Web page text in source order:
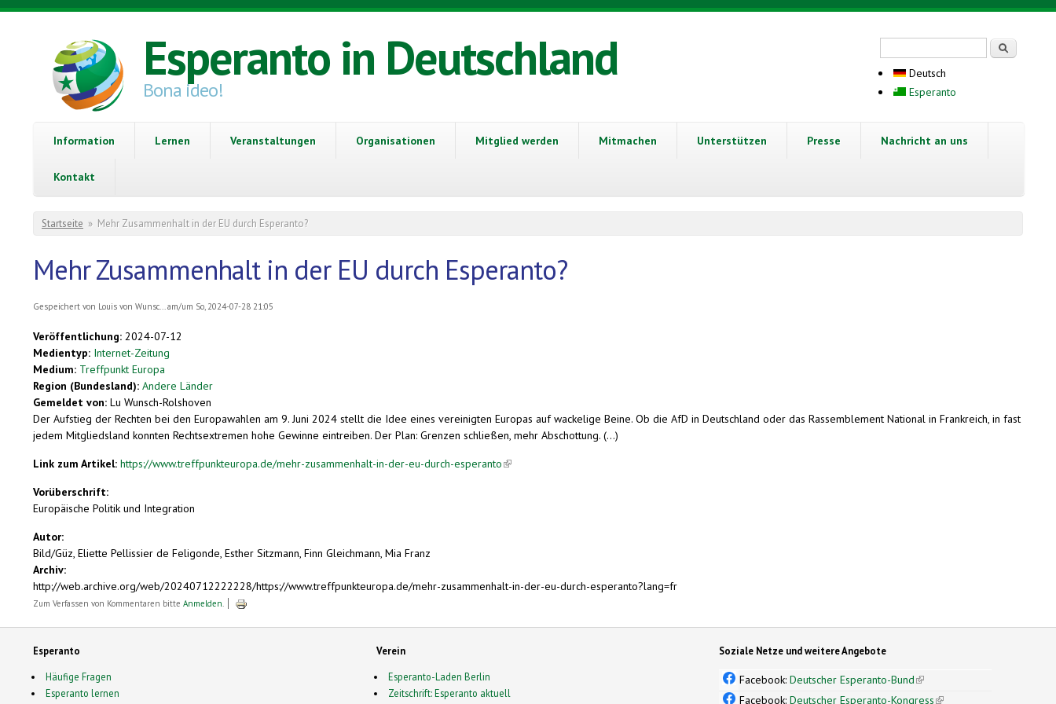
Direkt zum Inhalt
Esperanto in Deutschland
Bona ideo!
Deutsch
Esperanto
Information Lernen Veranstaltungen Organisationen Mitglied werden Mitmachen Unterstützen Presse Nachricht an uns
Kontakt
Sie sind hier
Startseite » Mehr Zusammenhalt in der EU durch Esperanto?
Mehr Zusammenhalt in der EU durch Esperanto?
Gespeichert von Louis von Wunsc...am/um So, 2024-07-28 21:05
Veröffentlichung: 2024-07-12
Medientyp: Internet-Zeitung
Medium: Treffpunkt Europa
Region (Bundesland): Andere Länder
Gemeldet von: Lu Wunsch-Rolshoven
Der Aufstieg der Rechten bei den Europawahlen am 9. Juni 2024 stellt die Idee eines vereinigten Europas auf wackelige Beine. Ob die AfD in Deutschland oder das Rassemblement National in Frankreich, in fast
jedem Mitgliedsland konnten Rechtsextremen hohe Gewinne eintreiben. Der Plan: Grenzen schließen, mehr Abschottung. (...)
Link zum Artikel: https://www.treffpunkteuropa.de/mehr-zusammenhalt-in-der-eu-durch-esperanto(link is external)
Vorüberschrift:
Europäische Politik und Integration
Autor:
Bild/Güz, Eliette Pellissier de Feligonde, Esther Sitzmann, Finn Gleichmann, Mia Franz
Archiv:
http://web.archive.org/web/20240712222228/https://www.treffpunkteuropa.de/mehr-zusammenhalt-in-der-eu-durch-esperanto?lang=fr
Zum Verfassen von Kommentaren bitte Anmelden.
Esperanto
Häufige Fragen
Esperanto lernen
Verein
Esperanto-Laden Berlin
Zeitschrift: Esperanto aktuell
Soziale Netze und weitere Angebote
Facebook:Deutscher Esperanto-Bund(link is external)
Facebook:Deutscher Esperanto-Kongress(link is external)